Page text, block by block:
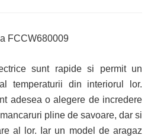
sunt rapide si permit un
temperaturii din interiorul lor.
adesea o alegere de incredere
pline de savoare, dar si
al lor. Iar un model de aragaz